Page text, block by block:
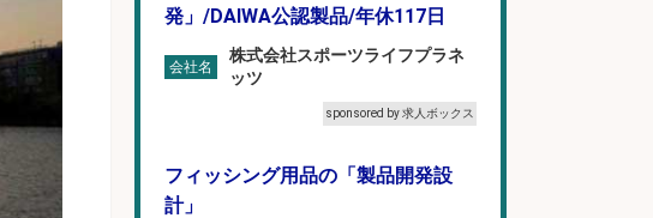
発」/DAIWA公認製品/年休117日
会社名
株式会社スポーツライフプラネ
ッツ
sponsored by 求人ボックス
フィッシング用品の「製品開発設
計」